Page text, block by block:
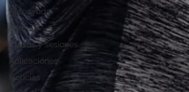
Autoayuda
Formas
Cursos y sesiones
Aplicaciones
Noticias